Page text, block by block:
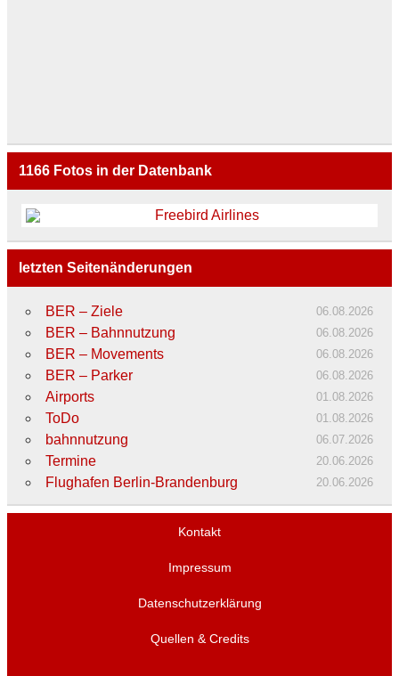
1166Fotos in der Datenbank
letzten Seitenänderungen
BER – Ziele 06.08.2026
BER – Bahnnutzung 06.08.2026
BER – Movements 06.08.2026
BER – Parker 06.08.2026
Airports 01.08.2026
ToDo 01.08.2026
bahnnutzung 06.07.2026
Termine 20.06.2026
Flughafen Berlin-Brandenburg 20.06.2026
Kontakt
Impressum
Datenschutzerklärung
Quellen & Credits